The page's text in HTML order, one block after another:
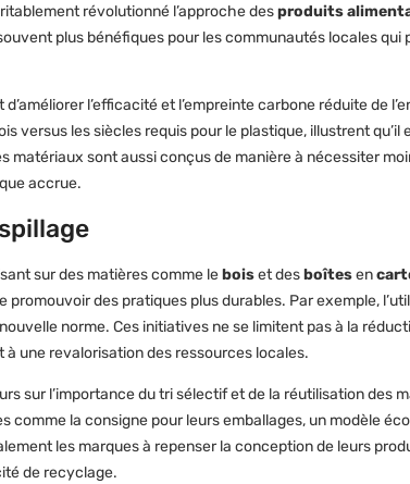
révolutionné l’approche desproduits
plus bénéfiques pour les communautés locales qui
l’efficacité et l’empreinte carbone réduite de
versus les siècles requis pour le plastique, illustrent qu’il
sont aussi conçus de manière à nécessiter
accrue.
sur des matières comme leboiset desboîtesen
des pratiques plus durables. Par exemple,
norme. Ces initiatives ne se limitent pas à la
une revalorisation des ressources locales.
sur l’importance du tri sélectif et de la réutilisation des
la consigne pour leurs emballages, un modèle
les marques à repenser la conception de leurs
de recyclage.